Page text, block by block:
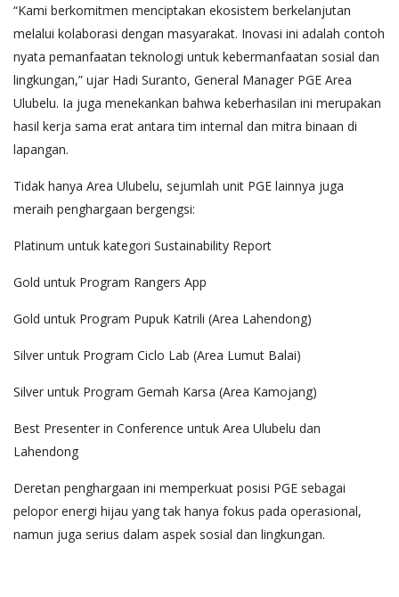
“Kami berkomitmen menciptakan ekosistem berkelanjutan
melalui kolaborasi dengan masyarakat. Inovasi ini adalah contoh
nyata pemanfaatan teknologi untuk kebermanfaatan sosial dan
lingkungan,” ujar Hadi Suranto, General Manager PGE Area
Ulubelu. Ia juga menekankan bahwa keberhasilan ini merupakan
hasil kerja sama erat antara tim internal dan mitra binaan di
lapangan.
Tidak hanya Area Ulubelu, sejumlah unit PGE lainnya juga
meraih penghargaan bergengsi:
Platinum untuk kategori Sustainability Report
Gold untuk Program Rangers App
Gold untuk Program Pupuk Katrili (Area Lahendong)
Silver untuk Program Ciclo Lab (Area Lumut Balai)
Silver untuk Program Gemah Karsa (Area Kamojang)
Best Presenter in Conference untuk Area Ulubelu dan
Lahendong
Deretan penghargaan ini memperkuat posisi PGE sebagai
pelopor energi hijau yang tak hanya fokus pada operasional,
namun juga serius dalam aspek sosial dan lingkungan.